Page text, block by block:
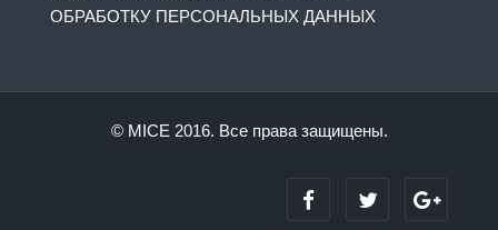
ОБРАБОТКУ ПЕРСОНАЛЬНЫХ ДАННЫХ
© MICE 2016. Все права защищены.